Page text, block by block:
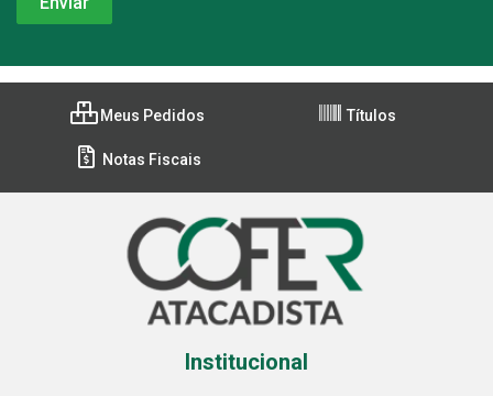
Meus Pedidos Títulos
Notas Fiscais
Institucional